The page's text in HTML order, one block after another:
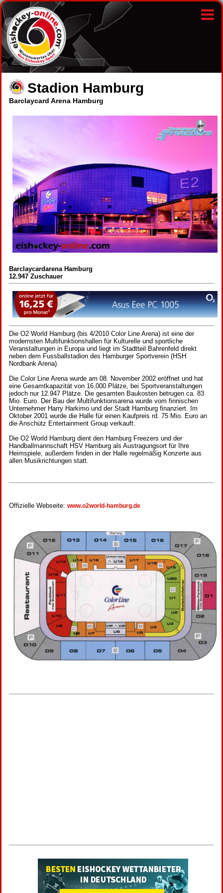
Stadion Hamburg
Barclaycard Arena Hamburg
Barclaycardarena Hamburg
12.947 Zuschauer
Die O2 World Hamburg (bis 4/2010 Color Line Arena) ist eine der
modernsten Multifunktionshallen für Kulturelle und sportliche
Veranstaltungen in Europa und liegt im Stadtteil Bahrenfeld direkt
neben dem Fussballstadion des Hamburger Sportverein (HSH
Nordbank Arena).
Die Color Line Arena wurde am 08. November 2002 eröffnet und hat
eine Gesamtkapazität von 16.000 Plätze, bei Sportveranstaltungen
jedoch nur 12.947 Plätze. Die gesamten Baukosten betrugen ca. 83
Mio. Euro. Der Bau der Multifunktionsarena wurde vom finnischen
Unternehmer Harry Harkimo und der Stadt Hamburg finanziert. Im
Oktober 2001 wurde die Halle für einen Kaufpreis rd. 75 Mio. Euro an
die Anschütz Entertainment Group verkauft.
Die O2 World Hamburg dient den Hamburg Freezers und der
Handballmannschaft HSV Hamburg als Austragungsort für Ihre
Heimspiele, außerdem finden in der Halle regelmäßig Konzerte aus
allen Musikrichtungen statt.
Offizielle Webseite: www.o2world-hamburg.de